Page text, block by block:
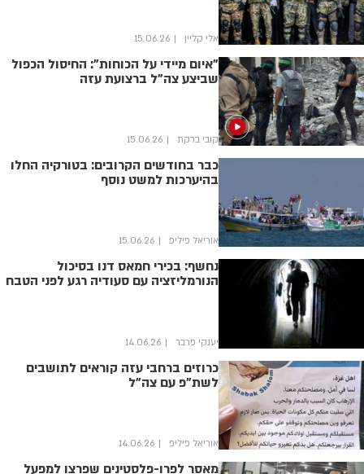
אלי קליין 15.06.26
"איום מיידי על הכוחות": החיסול הכפול
שביצע צה"ל ברצועת עזה
קובי ברקת 15.06.26
כבר בחודשים הקרובים: בטורקיה החלו
בהיערכות למשט נוסף
אוריאל פיליפ 15.06.26
נחשף: בכירי חמאס דנו בסיכול
הנורמליזציה עם סעודיה רגע לפני הטבח
יענקי פרבר 14.06.26
כרוזים ברחבי עזה קוראים לתושבים
לשת"פ עם צה"ל
אוריאל פיליפ 14.06.26
מאסר לפרו-פלסטינים שפרצו למפעל